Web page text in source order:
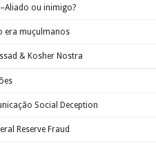
ou inimigo?
era muçulmanos
& Kosher Nostra
Social Deception
Reserve Fraud